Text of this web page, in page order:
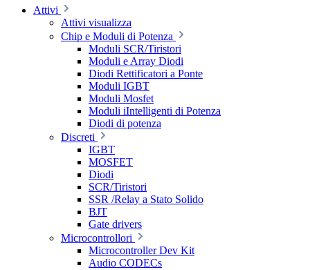
Attivi
Attivi visualizza
Chip e Moduli di Potenza
Moduli SCR/Tiristori
Moduli e Array Diodi
Diodi Rettificatori a Ponte
Moduli IGBT
Moduli Mosfet
Moduli iIntelligenti di Potenza
Diodi di potenza
Discreti
IGBT
MOSFET
Diodi
SCR/Tiristori
SSR /Relay a Stato Solido
BJT
Gate drivers
Microcontrollori
Microcontroller Dev Kit
Audio CODECs